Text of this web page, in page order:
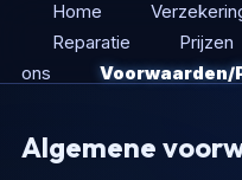
Home
Reparatie
Prijzen
ons
Voorwaarden/
Algemene